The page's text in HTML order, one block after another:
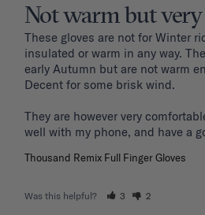
Not warm but
These gloves are not for Winter
insulated or warm in any way.
early Autumn but are not warm
Decent for some brisk wind.
They are however very
well with my phone, and have a
Thousand Remix Full Finger Gloves
Was this helpful? 3 2